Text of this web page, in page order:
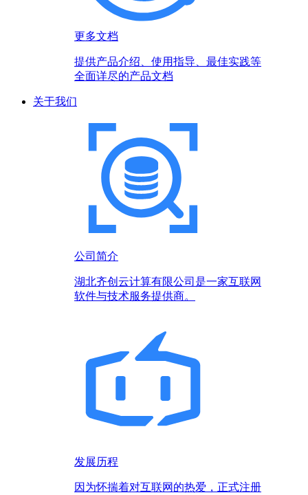
更多文档
提供产品介绍、使用指导、最佳实践等
全面详尽的产品文档
关于我们
公司简介
湖北齐创云计算有限公司是一家互联网
软件与技术服务提供商。
发展历程
因为怀揣着对互联网的热爱，正式注册